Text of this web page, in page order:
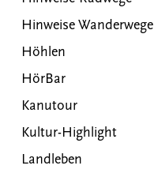
Hinweise Wanderwege
Höhlen
HörBar
Kanutour
Kultur-Highlight
Landleben